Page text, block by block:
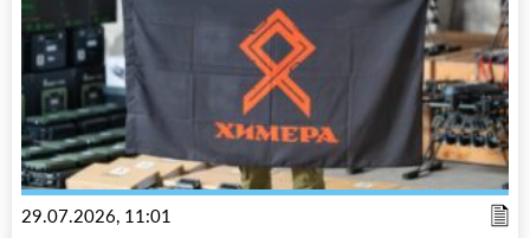
29.07.2026, 11:01